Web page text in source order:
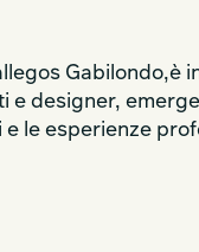
Gabilondo,è
e designer,
le esperienze